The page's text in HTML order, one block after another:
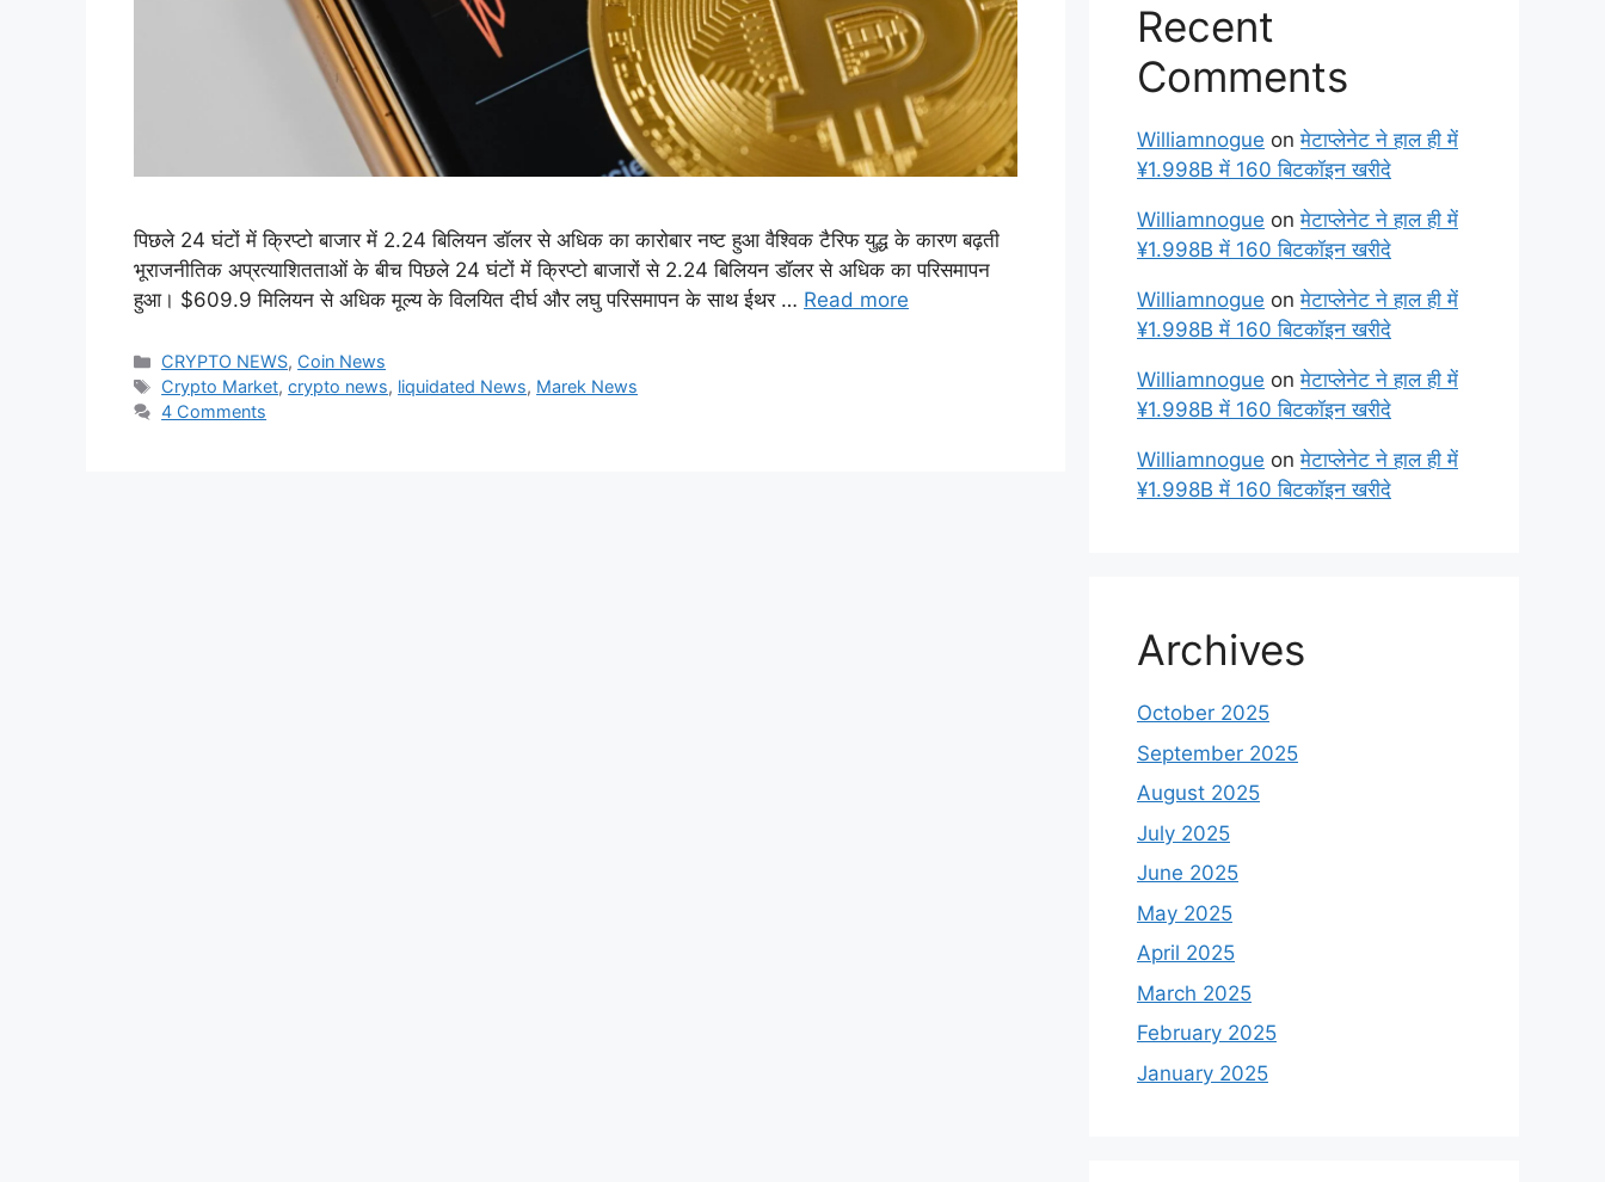
पिछले 24 घंटों में क्रिप्टो बाजार में 2.24 बिलियन डॉलर से अधिक का कारोबार नष्ट हुआ वैश्विक टैरिफ युद्ध के कारण बढ़ती
भूराजनीतिक अप्रत्याशितताओं के बीच पिछले 24 घंटों में क्रिप्टो बाजारों से 2.24 बिलियन डॉलर से अधिक का परिसमापन
हुआ। $609.9 मिलियन से अधिक मूल्य के विलयित दीर्घ और लघु परिसमापन के साथ ईथर … Read more
Categories
CRYPTO NEWS, Coin News
Tags
Crypto Market,crypto news, liquidated News, Marek News
4 Comments
Recent
Comments
Williamnogue onमेटाप्लेनेट ने हाल ही में
¥1.998B में 160 बिटकॉइन खरीदे
Williamnogue onमेटाप्लेनेट ने हाल ही में
¥1.998B में 160 बिटकॉइन खरीदे
Williamnogue onमेटाप्लेनेट ने हाल ही में
¥1.998B में 160 बिटकॉइन खरीदे
Williamnogue onमेटाप्लेनेट ने हाल ही में
¥1.998B में 160 बिटकॉइन खरीदे
Williamnogue onमेटाप्लेनेट ने हाल ही में
¥1.998B में 160 बिटकॉइन खरीदे
Archives
October 2025
September 2025
August 2025
July 2025
June 2025
May 2025
April 2025
March 2025
February 2025
January 2025